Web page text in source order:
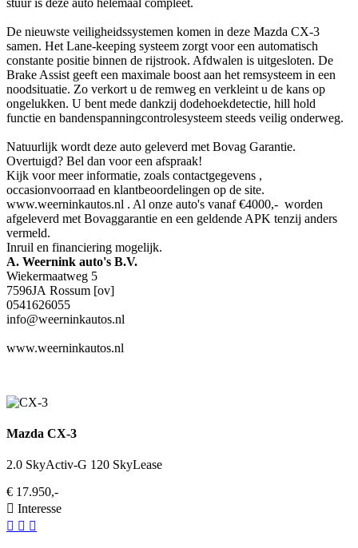
De nieuwste veiligheidssystemen komen in deze Mazda CX-3
samen. Het Lane-keeping systeem zorgt voor een automatisch
constante positie binnen de rijstrook. Afdwalen is uitgesloten. De
Brake Assist geeft een maximale boost aan het remsysteem in een
noodsituatie. Zo verkort u de remweg en verkleint u de kans op
ongelukken. U bent mede dankzij dodehoekdetectie, hill hold
functie en bandenspanningcontrolesysteem steeds veilig onderweg.
Natuurlijk wordt deze auto geleverd met Bovag Garantie.
Overtuigd? Bel dan voor een afspraak!
Kijk voor meer informatie, zoals contactgegevens ,
occasionvoorraad en klantbeoordelingen op de site.
www.weerninkautos.nl . Al onze auto's vanaf €4000,- worden
afgeleverd met Bovaggarantie en een geldende APK tenzij anders
vermeld.
Inruil en financiering mogelijk.
A. Weernink auto's B.V.
Wiekermaatweg 5
7596JA Rossum [ov]
0541626055
info@weerninkautos.nl
www.weerninkautos.nl
Mazda CX-3
2.0 SkyActiv-G 120 SkyLease
€ 17.950,-
Interesse